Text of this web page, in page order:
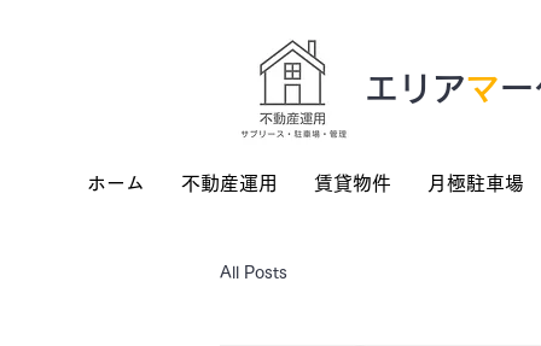
​エリアマ
ホーム 不動産運用 賃貸物件 月極駐車場
All Posts